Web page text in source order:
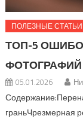
ПОЛЕЗНЫЕ СТАТЬИ
ТОП-5
ФОТОГРАФИЙ
05.01.2026
граньЧрезмерная